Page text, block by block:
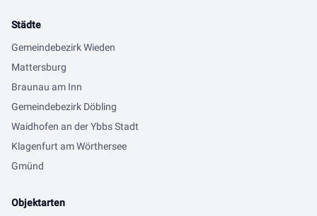
Städte
Gemeindebezirk Wieden
Mattersburg
Braunau am Inn
Gemeindebezirk Döbling
Waidhofen an der Ybbs Stadt
Klagenfurt am Wörthersee
Gmünd
Objektarten